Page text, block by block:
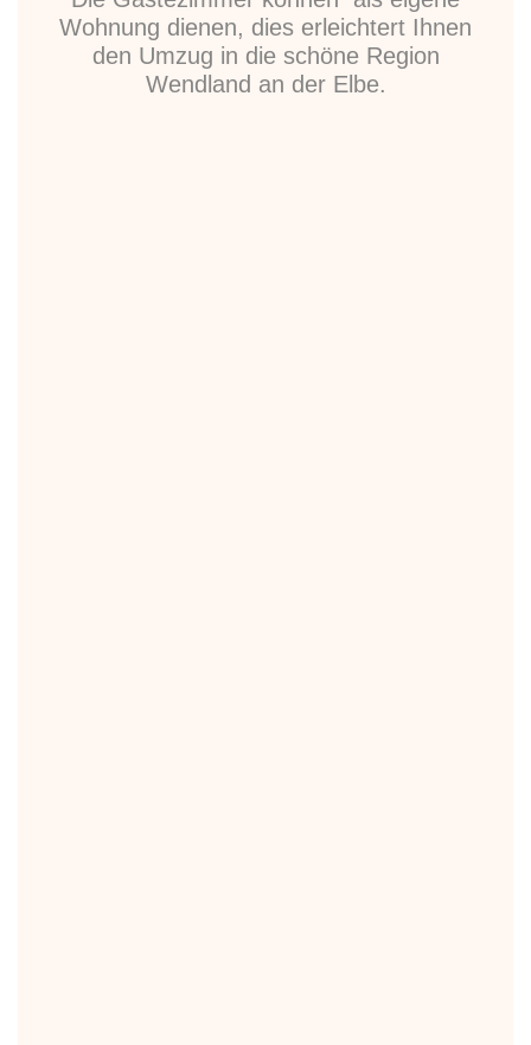
Wohnung dienen, dies erleichtert Ihnen
den Umzug in die schöne Region
Wendland an der Elbe.